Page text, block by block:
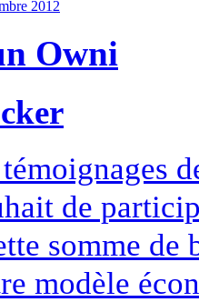
2012
Owni
de
somme
modèle